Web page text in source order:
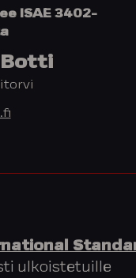
ISAE 3402-
ulkoistetuille